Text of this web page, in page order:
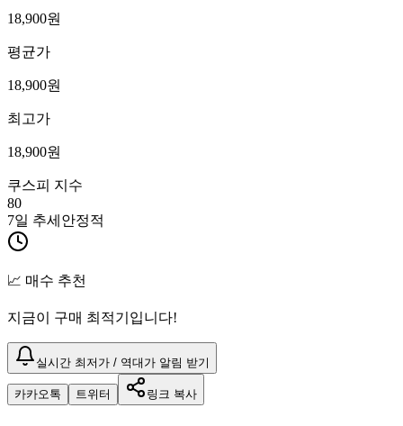
18,900원
평균가
18,900원
최고가
18,900원
쿠스피 지수
80
7일 추세 안정적
📈 매수 추천
지금이 구매 최적기입니다!
실시간 최저가 / 역대가 알림 받기
카카오톡 트위터 링크 복사